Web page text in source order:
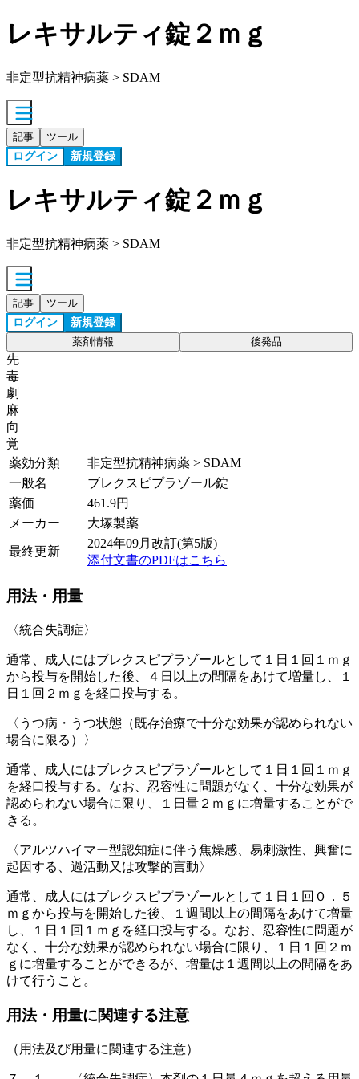
レキサルティ錠２ｍｇ
非定型抗精神病薬 > SDAM
記事 ツール
ログイン 新規登録
レキサルティ錠２ｍｇ
非定型抗精神病薬 > SDAM
記事 ツール
ログイン 新規登録
薬剤情報 後発品
先
毒
劇
麻
向
覚
薬効分類
非定型抗精神病薬 > SDAM
一般名
ブレクスピプラゾール錠
薬価
461.9円
メーカー
大塚製薬
最終更新
2024年09月改訂(第5版)
添付文書のPDFはこちら
用法・用量
〈統合失調症〉
通常、成人にはブレクスピプラゾールとして１日１回１ｍｇ
から投与を開始した後、４日以上の間隔をあけて増量し、１
日１回２ｍｇを経口投与する。
〈うつ病・うつ状態（既存治療で十分な効果が認められない
場合に限る）〉
通常、成人にはブレクスピプラゾールとして１日１回１ｍｇ
を経口投与する。なお、忍容性に問題がなく、十分な効果が
認められない場合に限り、１日量２ｍｇに増量することがで
きる。
〈アルツハイマー型認知症に伴う焦燥感、易刺激性、興奮に
起因する、過活動又は攻撃的言動〉
通常、成人にはブレクスピプラゾールとして１日１回０．５
ｍｇから投与を開始した後、１週間以上の間隔をあけて増量
し、１日１回１ｍｇを経口投与する。なお、忍容性に問題が
なく、十分な効果が認められない場合に限り、１日１回２ｍ
ｇに増量することができるが、増量は１週間以上の間隔をあ
けて行うこと。
用法・用量に関連する注意
（用法及び用量に関連する注意）